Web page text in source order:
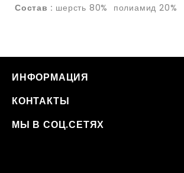
Состав : шерсть 80% полиамид 20%
ИНФОРМАЦИЯ
КОНТАКТЫ
МЫ В СОЦ.СЕТЯХ